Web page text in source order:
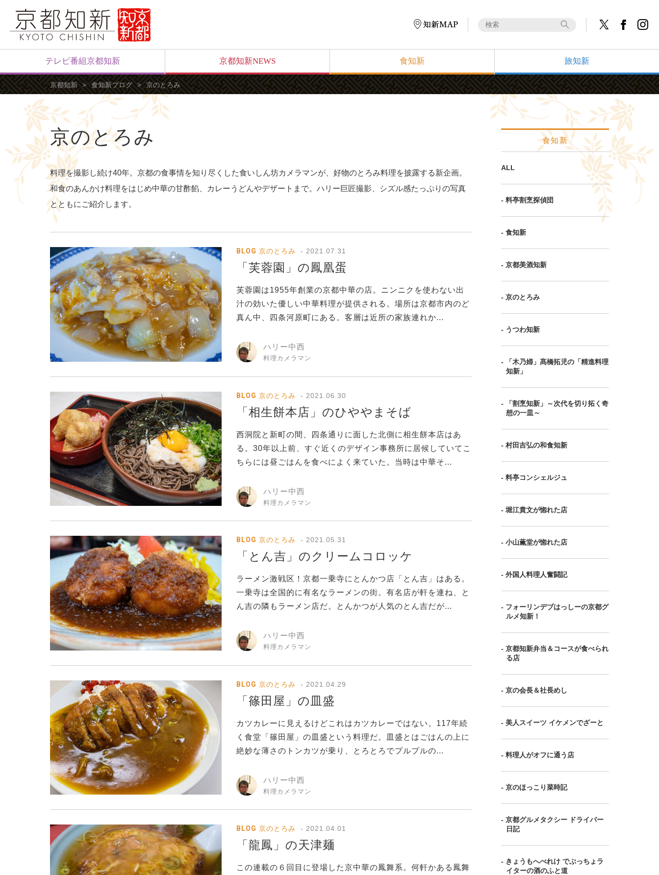
テレビ番組京都知新 京都知新NEWS 食知新 旅知新
京都知新 食知新ブログ 京のとろみ
京のとろみ
料理を撮影し続け40年。京都の食事情を知り尽くした食いしん坊カメラマンが、好物のとろみ料理を披露する新企画。
和食のあんかけ料理をはじめ中華の甘酢餡、カレーうどんやデザートまで。ハリー巨匠撮影、シズル感たっぷりの写真
とともにご紹介します。
BLOG 京のとろみ 2021.07.31
「芙蓉園」の鳳凰蛋
芙蓉園は1955年創業の京都中華の店。ニンニクを使わない出
汁の効いた優しい中華料理が提供される。場所は京都市内のど
真ん中、四条河原町にある。客層は近所の家族連れか...
ハリー中西
料理カメラマン
BLOG 京のとろみ 2021.06.30
「相生餅本店」のひややまそば
西洞院と新町の間、四条通りに面した北側に相生餅本店はあ
る。30年以上前、すぐ近くのデザイン事務所に居候していてこ
ちらには昼ごはんを食べによく来ていた。当時は中華そ...
ハリー中西
料理カメラマン
BLOG 京のとろみ 2021.05.31
「とん吉」のクリームコロッケ
ラーメン激戦区！京都一乗寺にとんかつ店「とん吉」はある。
一乗寺は全国的に有名なラーメンの街。有名店が軒を連ね、と
ん吉の隣もラーメン店だ。とんかつが人気のとん吉だが...
ハリー中西
料理カメラマン
BLOG 京のとろみ 2021.04.29
「篠田屋」の皿盛
カツカレーに見えるけどこれはカツカレーではない。117年続
く食堂「篠田屋」の皿盛という料理だ。皿盛とはごはんの上に
絶妙な薄さのトンカツが乗り、とろとろでプルプルの...
ハリー中西
料理カメラマン
BLOG 京のとろみ 2021.04.01
「龍鳳」の天津麺
この連載の６回目に登場した京中華の鳳舞系。何軒かある鳳舞
食知新
ALL
- 料亭割烹探偵団
- 食知新
- 京都美酒知新
- 京のとろみ
- うつわ知新
- 「木乃婦」髙橋拓児の「精進料理
知新」
- 「割烹知新」～次代を切り拓く奇
想の一皿～
- 村田吉弘の和食知新
- 料亭コンシェルジュ
- 堀江貴文が惚れた店
- 小山薫堂が惚れた店
- 外国人料理人奮闘記
- フォーリンデブはっしーの京都グ
ルメ知新！
- 京都知新弁当＆コースが食べられ
る店
- 京の会長＆社長めし
- 美人スイーツ イケメンでざーと
- 料理人がオフに通う店
- 京のほっこり菜時記
- 京都グルメタクシー ドライバー
日記
- きょうもへべれけ でぶっちょラ
イターの酒のふと道